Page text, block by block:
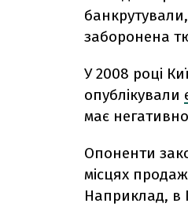
заборонена
У 2008 році
опублікували
має
Опоненти
місцях
Наприклад, в